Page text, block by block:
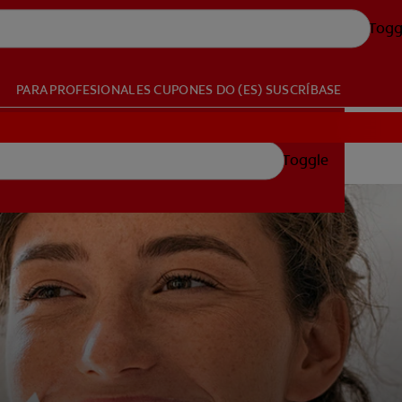
PARA PROFESIONALESCUPONES DO (ES) SUSCRÍBASE
Toggle